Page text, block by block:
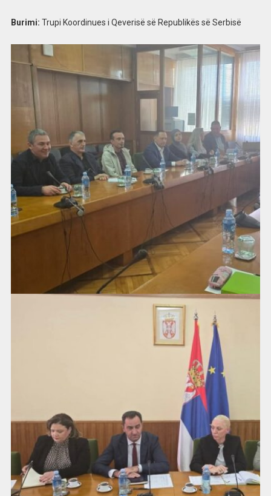
Burimi: Trupi Koordinues i Qeverisë së Republikës së Serbisë